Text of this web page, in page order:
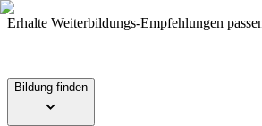
Erhalte Weiterbildungs-Empfehlungen
Bildung finden